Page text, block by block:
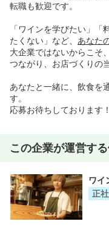
転職も歓迎です。
「ワインを学びたい」
たくない」など、 あなた
大企業ではないからこそ
つながり、お店づくりの
あなたと一緒に、飲食を
す。
応募お待ちしております！
この企業が運営す
ワイ
正